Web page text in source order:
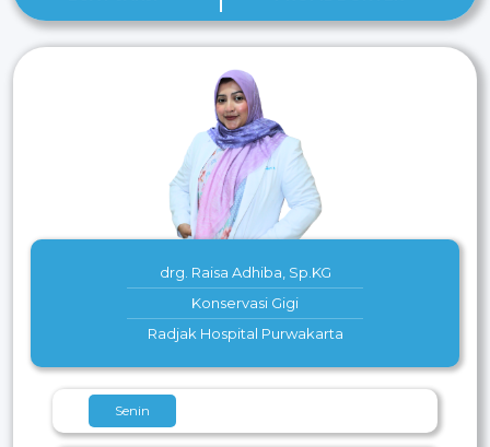
drg. Raisa Adhiba, Sp.KG
Konservasi Gigi
Radjak Hospital Purwakarta
Senin